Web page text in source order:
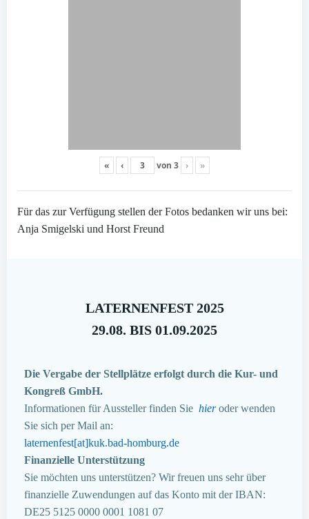
« ‹ von 3 › »
Für das zur Verfügung stellen der Fotos bedanken wir uns bei:
Anja Smigelski und Horst Freund
LATERNENFEST 2025
29.08. BIS 01.09.2025
Die Vergabe der Stellplätze erfolgt durch die Kur- und
Kongreß GmbH.
Informationen für Aussteller finden Sie hieroder wenden
Sie sich per Mail an:
laternenfest[at]kuk.bad-homburg.de
Finanzielle Unterstützung
Sie möchten uns unterstützen? Wir freuen uns sehr über
finanzielle Zuwendungen auf das Konto mit der IBAN:
DE25 5125 0000 0001 1081 07